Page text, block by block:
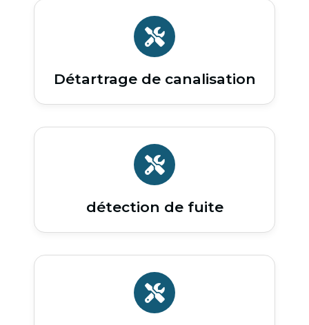
Détartrage de canalisation
détection de fuite